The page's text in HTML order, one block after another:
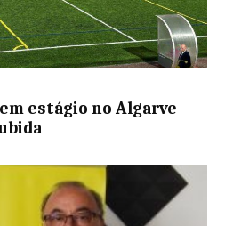
em estágio no Algarve